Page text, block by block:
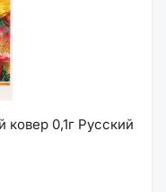
0,1г Русский